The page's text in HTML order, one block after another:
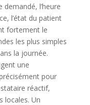
l’heure
l’état du patient
fortement le
les plus simples
la journée.
une
pour
réactif,
locales. Un